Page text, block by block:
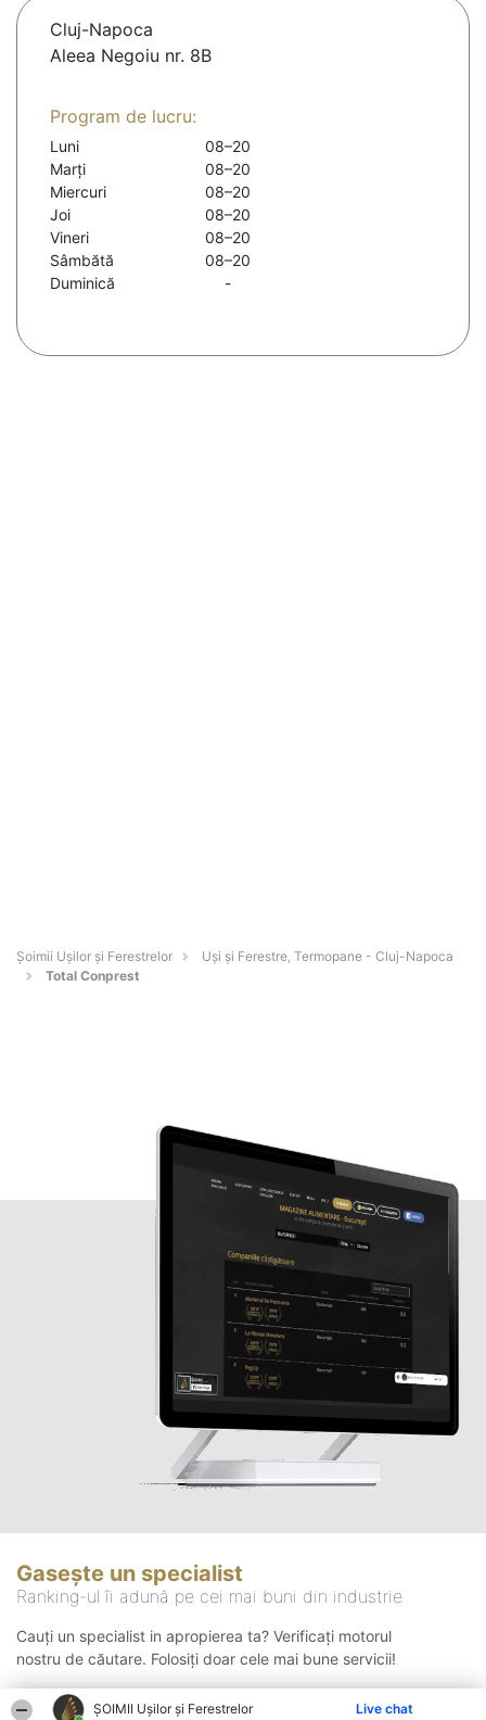
ȘOIMII Ușilor și Ferestrelor Live chat
Cluj-Napoca
Aleea Negoiu nr. 8B
Program de lucru:
Luni
08–20
Marți
08–20
Miercuri
08–20
Joi
08–20
Vineri
08–20
Sâmbătă
08–20
Duminică
-
Șoimii Ușilor și Ferestrelor
Uși și Ferestre, Termopane - Cluj-Napoca
Total Conprest
Gasește un specialist
Ranking-ul îi adună pe cei mai buni din industrie
Cauți un specialist in apropierea ta? Verificați motorul
nostru de căutare. Folosiți doar cele mai bune servicii!